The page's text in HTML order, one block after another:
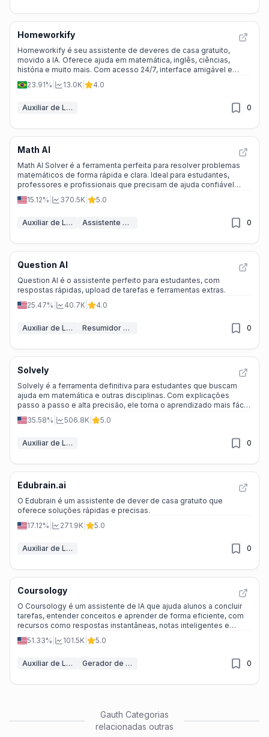
Homeworkify
Homeworkify é seu assistente de deveres de casa gratuito,
movido a IA. Oferece ajuda em matemática, inglês, ciências,
história e muito mais. Com acesso 24/7, interface amigável e
segurança garantida, Homeworkify torna o aprendizado fácil e
divertido.
23.91% 13.0K 4.0
Auxiliar de Lições de Casa 0
Math AI
Math AI Solver é a ferramenta perfeita para resolver problemas
matemáticos de forma rápida e clara. Ideal para estudantes,
professores e profissionais que precisam de ajuda confiável
24/7.
15.12% 370.5K 5.0
Auxiliar de Lições de Casa Assistente Educacional de IA 0
Question AI
Question AI é o assistente perfeito para estudantes, com
respostas rápidas, upload de tarefas e ferramentas extras.
25.47%
40.7K 4.0
Auxiliar de Lições de Casa Resumidor de IA 0
Solvely
Solvely é a ferramenta definitiva para estudantes que buscam
ajuda em matemática e outras disciplinas. Com explicações
passo a passo e alta precisão, ele torna o aprendizado mais fácil
e eficiente.
35.58% 506.8K 5.0
Auxiliar de Lições de Casa 0
Edubrain.ai
O Edubrain é um assistente de dever de casa gratuito que
oferece soluções rápidas e precisas.
17.12%
271.9K 5.0
Auxiliar de Lições de Casa 0
Coursology
O Coursology é um assistente de IA que ajuda alunos a concluir
tarefas, entender conceitos e aprender de forma eficiente, com
recursos como respostas instantâneas, notas inteligentes e
51.33% 101.5K 5.0
Auxiliar de Lições de Casa Gerador de notas IA 0
Gauth Categorias
relacionadas outras